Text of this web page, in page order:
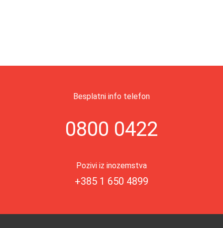
Besplatni info telefon
0800 0422
Pozivi iz inozemstva
+385 1 650 4899